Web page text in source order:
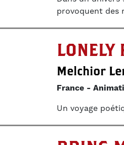
provoquent des
LONELY
Melchior
France
Un voyage